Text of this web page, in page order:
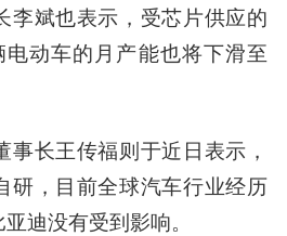
李斌也表示，受芯片供应的
动车的月产能也将下滑至
长王传福则于近日表示，
研，目前全球汽车行业经历
迪没有受到影响。